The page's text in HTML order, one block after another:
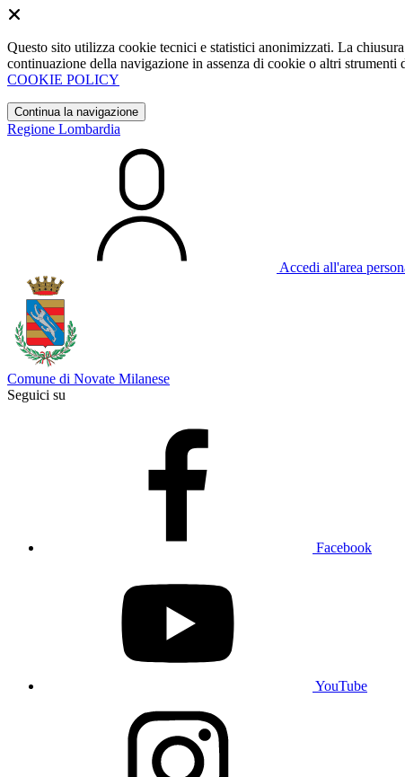
Questo sito utilizza cookie tecnici e statistici anonimizzati. La
continuazione della navigazione in assenza di cookie o altri
COOKIE POLICY
Continua la navigazione
Regione Lombardia
Accedi all'area
Comune di Novate Milanese
Seguici su
Facebook
YouTube